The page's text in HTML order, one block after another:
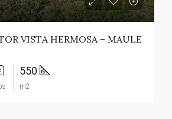
VISTA HERMOSA – MAULE
550
m2